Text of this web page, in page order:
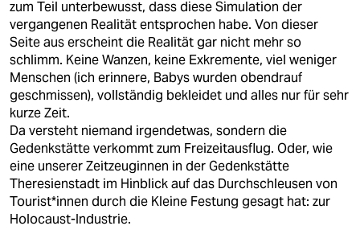
zum Teil unterbewusst, dass diese Simulation der
vergangenen Realität entsprochen habe. Von dieser
Seite aus erscheint die Realität gar nicht mehr so
schlimm. Keine Wanzen, keine Exkremente, viel weniger
Menschen (ich erinnere, Babys wurden obendrauf
geschmissen), vollständig bekleidet und alles nur für sehr
kurze Zeit.
Da versteht niemand irgendetwas, sondern die
Gedenkstätte verkommt zum Freizeitausflug. Oder, wie
eine unserer Zeitzeuginnen in der Gedenkstätte
Theresienstadt im Hinblick auf das Durchschleusen von
Tourist*innen durch die Kleine Festung gesagt hat: zur
Holocaust-Industrie.